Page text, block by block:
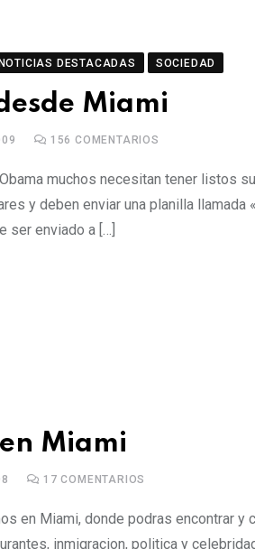
NOTICIAS DESTACADAS SOCIEDAD
Miami
156 COMENTARIOS
muchos necesitan tener listos
y deben enviar una planilla
ser enviado a […]
Miami
17 COMENTARIOS
en Miami, donde podras encontrar
inmigracion, politica y